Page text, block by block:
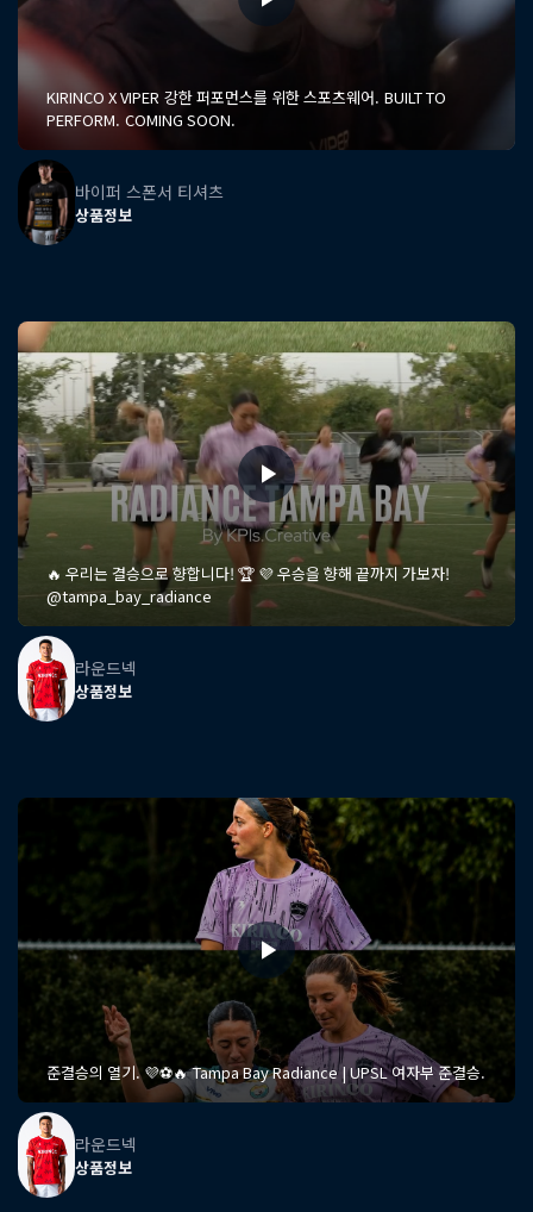
KIRINCO X VIPER 강한 퍼포먼스를 위한 스포츠웨어. BUILT TO
PERFORM. COMING SOON.
바이퍼 스폰서 티셔츠
상품정보
🔥 우리는 결승으로 향합니다! 🏆 💜 우승을 향해 끝까지 가보자!
@tampa_bay_radiance
라운드넥
상품정보
준결승의 열기. 💜⚽️🔥 Tampa Bay Radiance | UPSL 여자부 준결승.
라운드넥
상품정보